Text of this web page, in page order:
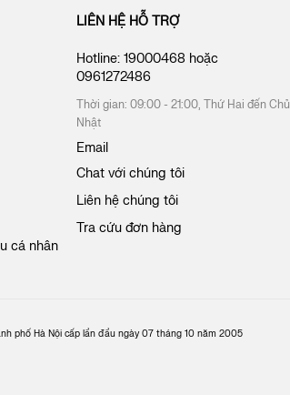
cá nhân
LIÊN HỆ HỖ TRỢ
Hotline:19000468 hoặc
0961272486
Thời gian: 09:00 - 21:00, Thứ Hai đến Chủ
Nhật
Email
Chat với chúng tôi
Liên hệ chúng tôi
Tra cứu đơn hàng
phố Hà Nội cấp lần đầu ngày 07 tháng 10 năm 2005